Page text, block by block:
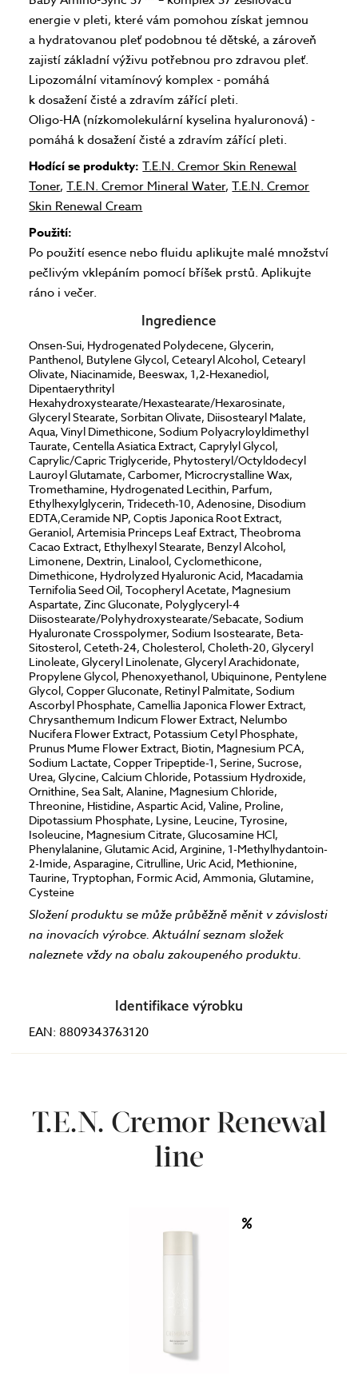
energie v pleti, které vám pomohou získat jemnou
a hydratovanou pleť podobnou té dětské, a zároveň
zajistí základní výživu potřebnou pro zdravou pleť.
Lipozomální vitamínový komplex - pomáhá
k dosažení čisté a zdravím zářící pleti.
Oligo-HA (nízkomolekulární kyselina hyaluronová) -
pomáhá k dosažení čisté a zdravím zářící pleti.
Hodící se produkty: T.E.N. Cremor Skin Renewal
Toner,T.E.N. Cremor Mineral Water,T.E.N. Cremor
Skin Renewal Cream
Použití:
Po použití esence nebo fluidu aplikujte malé množství
pečlivým vklepáním pomocí bříšek prstů. Aplikujte
ráno i večer.
Ingredience
Onsen-Sui, Hydrogenated Polydecene, Glycerin,
Panthenol, Butylene Glycol, Cetearyl Alcohol, Cetearyl
Olivate, Niacinamide, Beeswax, 1,2-Hexanediol,
Dipentaerythrityl
Hexahydroxystearate/Hexastearate/Hexarosinate,
Glyceryl Stearate, Sorbitan Olivate, Diisostearyl Malate,
Aqua, Vinyl Dimethicone, Sodium Polyacryloyldimethyl
Taurate, Centella Asiatica Extract, Caprylyl Glycol,
Caprylic/Capric Triglyceride, Phytosteryl/Octyldodecyl
Lauroyl Glutamate, Carbomer, Microcrystalline Wax,
Tromethamine, Hydrogenated Lecithin, Parfum,
Ethylhexylglycerin, Trideceth-10, Adenosine, Disodium
EDTA,Ceramide NP, Coptis Japonica Root Extract,
Geraniol, Artemisia Princeps Leaf Extract, Theobroma
Cacao Extract, Ethylhexyl Stearate, Benzyl Alcohol,
Limonene, Dextrin, Linalool, Cyclomethicone,
Dimethicone, Hydrolyzed Hyaluronic Acid, Macadamia
Ternifolia Seed Oil, Tocopheryl Acetate, Magnesium
Aspartate, Zinc Gluconate, Polyglyceryl-4
Diisostearate/Polyhydroxystearate/Sebacate, Sodium
Hyaluronate Crosspolymer, Sodium Isostearate, Beta-
Sitosterol, Ceteth-24, Cholesterol, Choleth-20, Glyceryl
Linoleate, Glyceryl Linolenate, Glyceryl Arachidonate,
Propylene Glycol, Phenoxyethanol, Ubiquinone, Pentylene
Glycol, Copper Gluconate, Retinyl Palmitate, Sodium
Ascorbyl Phosphate, Camellia Japonica Flower Extract,
Chrysanthemum Indicum Flower Extract, Nelumbo
Nucifera Flower Extract, Potassium Cetyl Phosphate,
Prunus Mume Flower Extract, Biotin, Magnesium PCA,
Sodium Lactate, Copper Tripeptide-1, Serine, Sucrose,
Urea, Glycine, Calcium Chloride, Potassium Hydroxide,
Ornithine, Sea Salt, Alanine, Magnesium Chloride,
Threonine, Histidine, Aspartic Acid, Valine, Proline,
Dipotassium Phosphate, Lysine, Leucine, Tyrosine,
Isoleucine, Magnesium Citrate, Glucosamine HCl,
Phenylalanine, Glutamic Acid, Arginine, 1-Methylhydantoin-
2-Imide, Asparagine, Citrulline, Uric Acid, Methionine,
Taurine, Tryptophan, Formic Acid, Ammonia, Glutamine,
Cysteine
Složení produktu se může průběžně měnit v závislosti
na inovacích výrobce. Aktuální seznam složek
naleznete vždy na obalu zakoupeného produktu.
Identifikace výrobku
EAN: 8809343763120
T.E.N. Cremor Renewal
line